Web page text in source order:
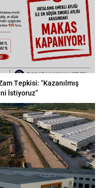
Tepkisi: “Kazanılmış
İstiyoruz”